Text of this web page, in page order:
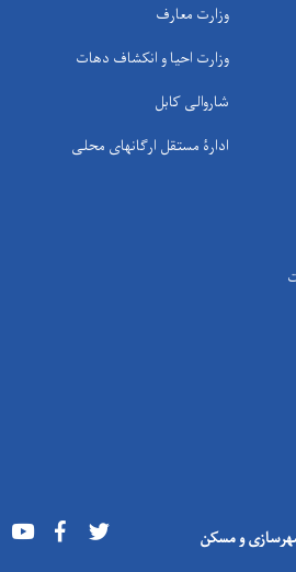
وزارت معارف
وزارت احیا و انکشاف دهات
شاروالی کابل
ادارۀ مستقل ارگانهای محلی
و مسکن Youtube Facebook